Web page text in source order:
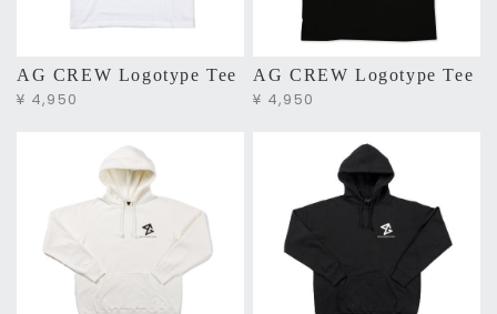
AG CREW Logotype Tee
¥ 4,950
AG CREW Logotype Tee
¥ 4,950